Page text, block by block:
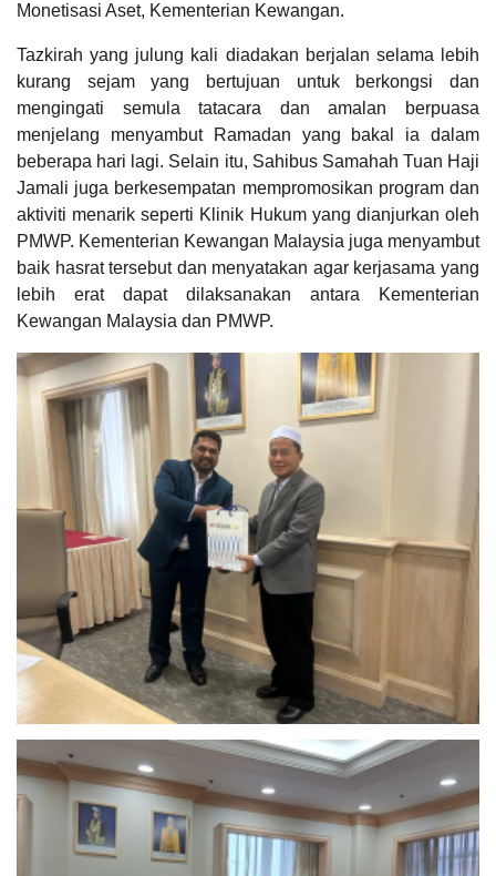
Monetisasi Aset, Kementerian Kewangan.
Tazkirah yang julung kali diadakan berjalan selama lebih
kurang sejam yang bertujuan untuk berkongsi dan
mengingati semula tatacara dan amalan berpuasa
menjelang menyambut Ramadan yang bakal ia dalam
beberapa hari lagi. Selain itu, Sahibus Samahah Tuan Haji
Jamali juga berkesempatan mempromosikan program dan
aktiviti menarik seperti Klinik Hukum yang dianjurkan oleh
PMWP. Kementerian Kewangan Malaysia juga menyambut
baik hasrat tersebut dan menyatakan agar kerjasama yang
lebih erat dapat dilaksanakan antara Kementerian
Kewangan Malaysia dan PMWP.